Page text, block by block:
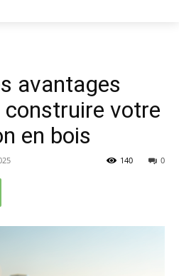
avantages
votre
en bois
0
140